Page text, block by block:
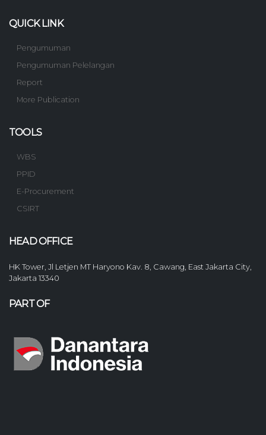
QUICK LINK
Pengumuman
Pengumuman Pelelangan
Report
More Publication
TOOLS
WBS
PPID
E-Procurement
CSIRT
HEAD OFFICE
HK Tower, Jl Letjen MT Haryono Kav. 8, Cawang, East Jakarta City,
Jakarta 13340
PART OF